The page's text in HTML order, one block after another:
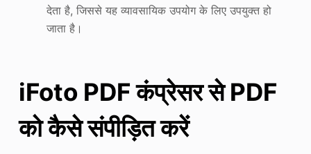
देता है, जिससे यह व्यावसायिक उपयोग के लिए उपयुक्त हो
जाता है।
iFoto PDF कंप्रेसर से PDF
को कैसे संपीड़ित करें